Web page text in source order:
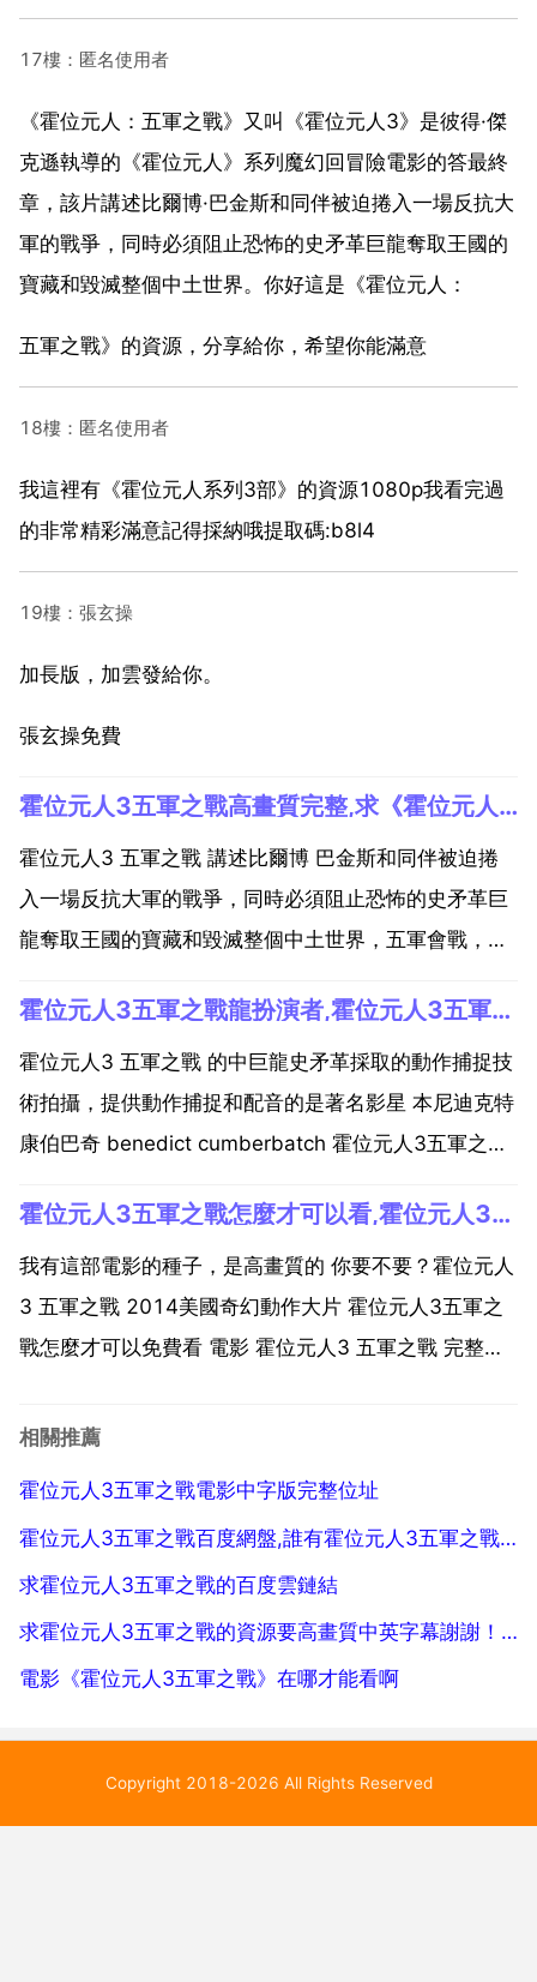
17樓：匿名使用者
《霍位元人：五軍之戰》又叫《霍位元人3》是彼得·傑
克遜執導的《霍位元人》系列魔幻回冒險電影的答最終
章，該片講述比爾博·巴金斯和同伴被迫捲入一場反抗大
軍的戰爭，同時必須阻止恐怖的史矛革巨龍奪取王國的
寶藏和毀滅整個中土世界。你好這是《霍位元人：
五軍之戰》的資源，分享給你，希望你能滿意
18樓：匿名使用者
我這裡有《霍位元人系列3部》的資源1080p我看完過
的非常精彩滿意記得採納哦提取碼:b8l4
19樓：張玄操
加長版，加雲發給你。
張玄操免費
霍位元人3五軍之戰高畫質完整,求《霍位元人3五軍之戰》加長版164分鐘版的！！資源，最好1080P！加長版的！164分鐘
霍位元人3 五軍之戰 講述比爾博 巴金斯和同伴被迫捲
入一場反抗大軍的戰爭，同時必須阻止恐怖的史矛革巨
龍奪取王國的寶藏和毀滅整個中土世界，五軍會戰，爆
喜歡 求 霍位元人3 五軍之戰 加長版 164分鐘版的！資
源，最好1080p！加長版的！164分鐘 10...
霍位元人3五軍之戰龍扮演者,霍位元人3五軍之戰男演員
霍位元人3 五軍之戰 的中巨龍史矛革採取的動作捕捉技
術拍攝，提供動作捕捉和配音的是著名影星 本尼迪克特
康伯巴奇 benedict cumberbatch 霍位元人3五軍之戰
查德 阿公尺蒂奇 飾 thorin oakenshi...
霍位元人3五軍之戰怎麼才可以看,霍位元人3五軍之戰怎麼才可以免費看
我有這部電影的種子，是高畫質的 你要不要？霍位元人
3 五軍之戰 2014美國奇幻動作大片 霍位元人3五軍之
戰怎麼才可以免費看 電影 霍位元人3 五軍之戰 完整版
系列大熒幕上只看了 霍位元人2 史矛革之戰 完後腦子
相關推薦
霍位元人3五軍之戰電影中字版完整位址
霍位元人3五軍之戰百度網盤,誰有霍位元人3五軍之戰的百度網盤，完整版的
求霍位元人3五軍之戰的百度雲鏈結
求霍位元人3五軍之戰的資源要高畫質中英字幕謝謝！一定要高畫質和中英字幕，不然不會採
電影《霍位元人3五軍之戰》在哪才能看啊
Copyright 2018-2026 All Rights Reserved